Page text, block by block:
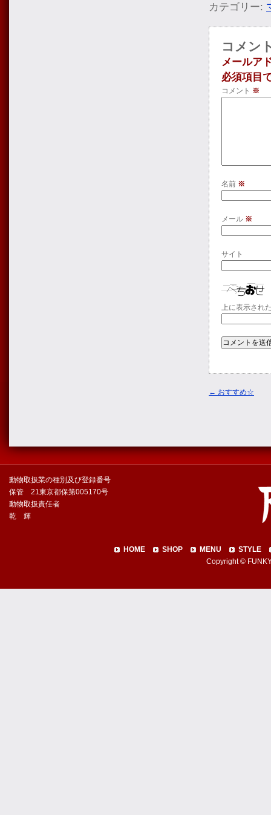
カテゴリー:
コメン
メールア
必須項目
コメント ※
名前 ※
メール ※
サイト
上に表示され
← おすすめ☆
動物取扱業の種別及び登録番号
保管 21東京都保第005170号
動物取扱責任者
乾 輝
HOME SHOP MENU
STYLE
Copyright ©